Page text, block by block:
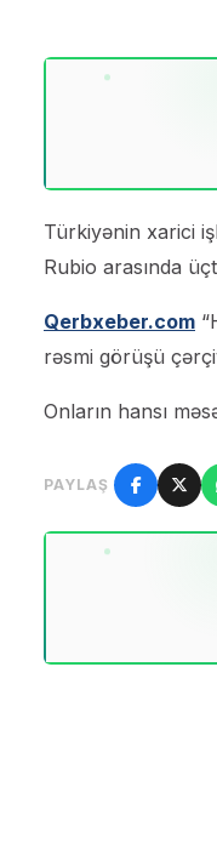
Türkiyənin xarici
Rubio arasında
Qerbxeber.com
rəsmi görüşü
Onların hansı
PAYLAŞ